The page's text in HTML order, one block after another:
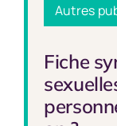
Autres
Fiche